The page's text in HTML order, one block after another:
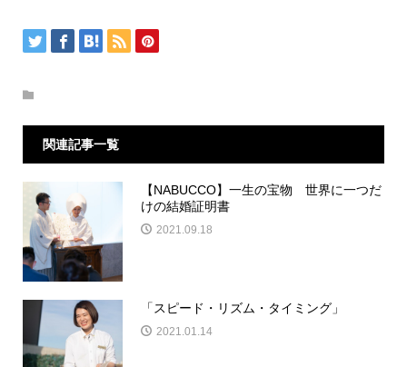
関連記事一覧
【NABUCCO】一生の宝物 世界に一つだ
けの結婚証明書
2021.09.18
「スピード・リズム・タイミング」
2021.01.14